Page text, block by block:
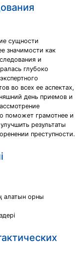
сущности
значимости как
и
глубоко
во всех ее аспектах,
день приемов и
поможет грамотнее и
результаты
преступности.
алатын орны